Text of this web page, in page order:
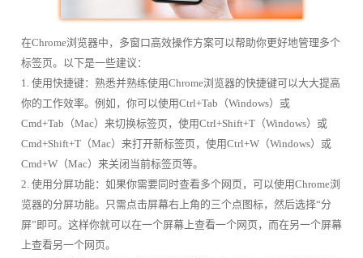
在Chrome浏览器中，多窗口高效操作方案可以帮助你更好地管理多个
标签页。以下是一些建议：
1. 使用快捷键：熟悉并熟练使用Chrome浏览器的快捷键可以大大提高
你的工作效率。例如，你可以使用Ctrl+Tab（Windows）或
Cmd+Tab（Mac）来切换标签页，使用Ctrl+Shift+T（Windows）或
Cmd+Shift+T（Mac）来打开新标签页，使用Ctrl+W（Windows）或
Cmd+W（Mac）来关闭当前标签页等。
2. 使用分屏功能：如果你需要同时查看多个网页，可以使用Chrome浏
览器的分屏功能。只需点击屏幕右上角的三个点图标，然后选择“分
屏”即可。这样你就可以在一个屏幕上查看一个网页，而在另一个屏幕
上查看另一个网页。